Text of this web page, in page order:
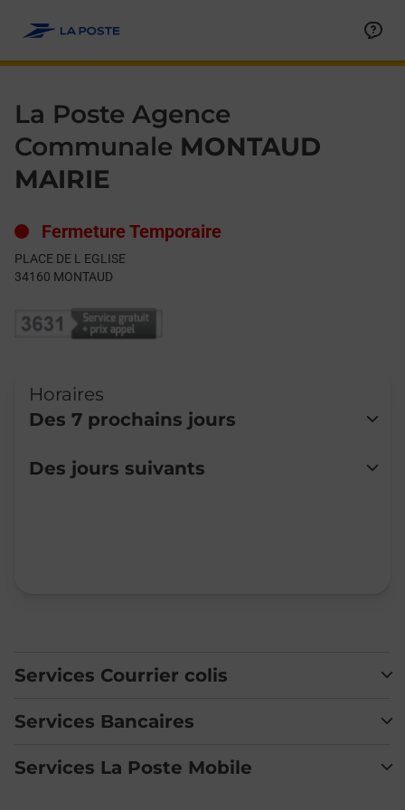
La Poste Agence
Communale MONTAUD
MAIRIE
Fermeture Temporaire
PLACE DE L EGLISE
34160 MONTAUD
Horaires
Des 7 prochains jours
Lundi
Fermé
Des jours suivants
Services Courrier colis
Services Bancaires
Services La Poste Mobile